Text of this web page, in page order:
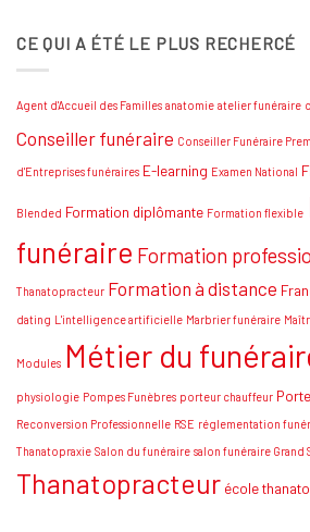
Comment
se
national
thanatopraxie
Conseils
CE QUI A ÉTÉ LE PLUS RECHERCÉ
Agent d'Accueil des Familles anatomie atelier funéraire
Conseiller funéraire Conseiller Funéraire
d'Entreprises funéraires E-learning Examen National
Blended Formation diplômante Formation flexible
funéraire Formation
Thanatopracteur Formation à distance
dating L'intelligence artificielle Marbrier funéraire
Modules Métier du
physiologie Pompes Funèbres porteur chauffeur
Reconversion Professionnelle RSE réglementation
Thanatopraxie Salon du funéraire salon funéraire Grand
Thanatopracteur école